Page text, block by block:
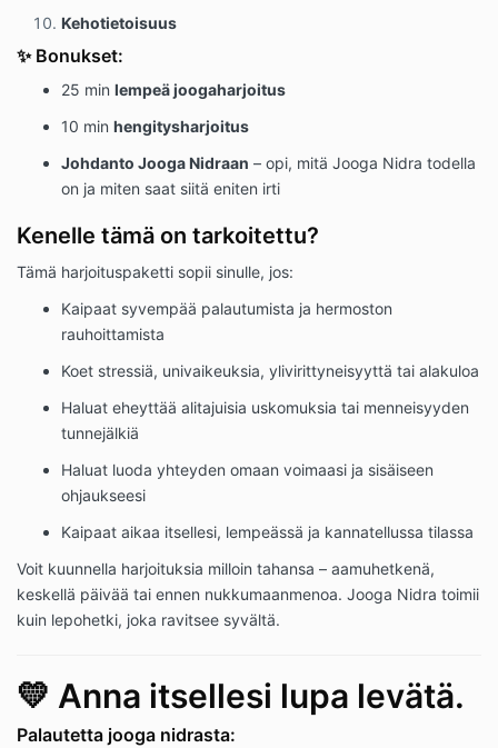
Kehotietoisuus
✨ Bonukset:
25 min lempeä joogaharjoitus
10 min hengitysharjoitus
Johdanto Jooga Nidraan – opi, mitä Jooga Nidra todella
on ja miten saat siitä eniten irti
Kenelle tämä on tarkoitettu?
Tämä harjoituspaketti sopii sinulle, jos:
Kaipaat syvempää palautumista ja hermoston
rauhoittamista
Koet stressiä, univaikeuksia, ylivirittyneisyyttä tai alakuloa
Haluat eheyttää alitajuisia uskomuksia tai menneisyyden
tunnejälkiä
Haluat luoda yhteyden omaan voimaasi ja sisäiseen
ohjaukseesi
Kaipaat aikaa itsellesi, lempeässä ja kannatellussa tilassa
Voit kuunnella harjoituksia milloin tahansa – aamuhetkenä,
keskellä päivää tai ennen nukkumaanmenoa. Jooga Nidra toimii
kuin lepohetki, joka ravitsee syvältä.
💛 Anna itsellesi lupa levätä.
Palautetta jooga nidrasta: